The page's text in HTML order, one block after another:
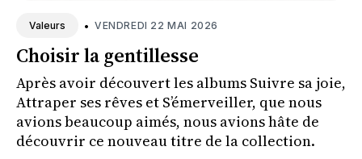
Valeurs • VENDREDI 22 MAI 2026
Choisir la gentillesse
Après avoir découvert les albums Suivre sa joie,
Attraper ses rêves et S’émerveiller, que nous
avions beaucoup aimés, nous avions hâte de
découvrir ce nouveau titre de la collection.